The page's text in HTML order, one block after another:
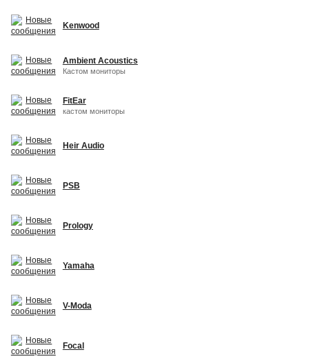
Kenwood
Ambient Acoustics
Кастом мониторы
FitEar
кастом мониторы
Heir Audio
PSB
Prology
Yamaha
V-Moda
Focal